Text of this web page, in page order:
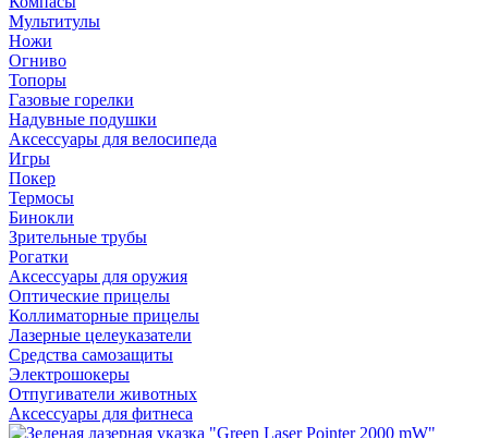
Мультитулы
Ножи
Огниво
Топоры
Газовые горелки
Надувные подушки
Аксессуары для велосипеда
Игры
Покер
Термосы
Бинокли
Зрительные трубы
Рогатки
Аксессуары для оружия
Оптические прицелы
Коллиматорные прицелы
Лазерные целеуказатели
Средства самозащиты
Электрошокеры
Отпугиватели животных
Аксессуары для фитнеса